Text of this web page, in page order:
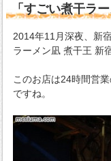
「すごい煮干ラー
2014年11月深夜、新
ラーメン凪 煮干王 新
このお店は24時間営
ですね。